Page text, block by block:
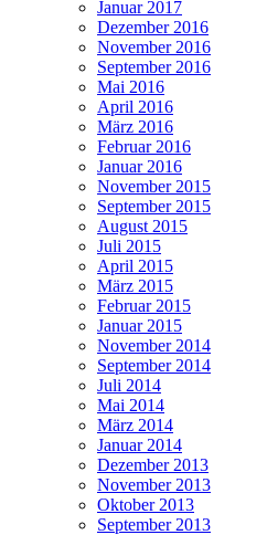
Januar 2017
Dezember 2016
November 2016
September 2016
Mai 2016
April 2016
März 2016
Februar 2016
Januar 2016
November 2015
September 2015
August 2015
Juli 2015
April 2015
März 2015
Februar 2015
Januar 2015
November 2014
September 2014
Juli 2014
Mai 2014
März 2014
Januar 2014
Dezember 2013
November 2013
Oktober 2013
September 2013